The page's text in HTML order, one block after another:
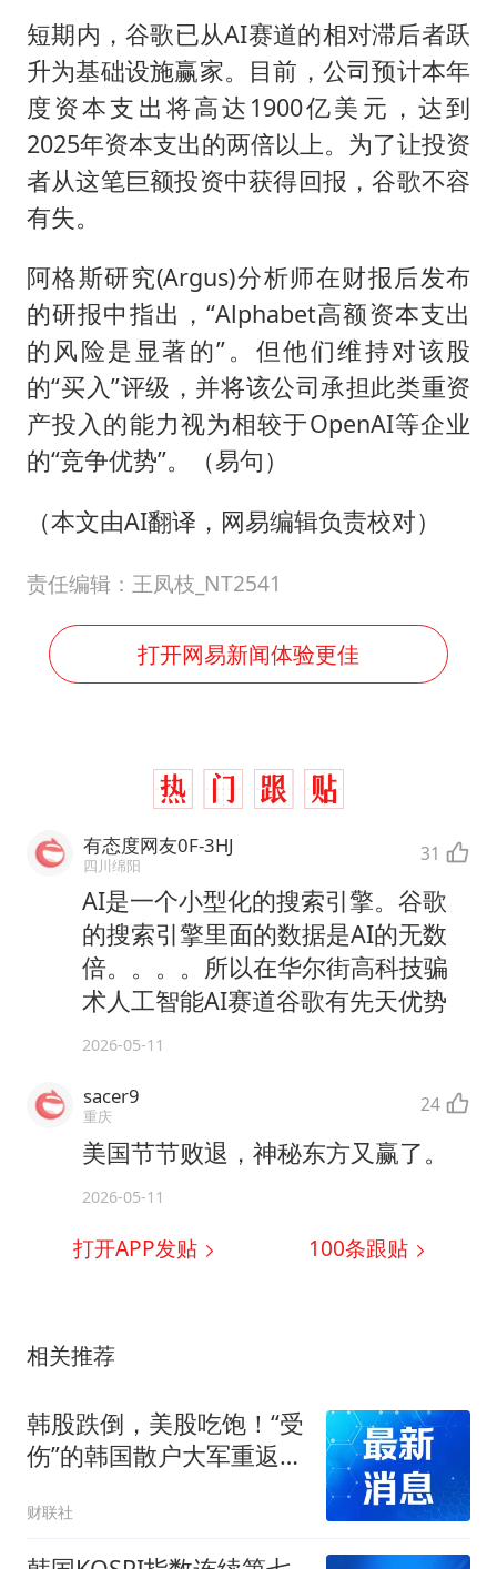
短期内，谷歌已从AI赛道的相对滞后者跃
升为基础设施赢家。目前，公司预计本年
度资本支出将高达1900亿美元，达到
2025年资本支出的两倍以上。为了让投资
者从这笔巨额投资中获得回报，谷歌不容
有失。
阿格斯研究(Argus)分析师在财报后发布
的研报中指出，“Alphabet高额资本支出
的风险是显著的”。但他们维持对该股
的“买入”评级，并将该公司承担此类重资
产投入的能力视为相较于OpenAI等企业
的“竞争优势”。（易句）
（本文由AI翻译，网易编辑负责校对）
责任编辑：王凤枝_NT2541
打开网易新闻体验更佳
有态度网友0F-3HJ
四川绵阳 31
AI是一个小型化的搜索引擎。谷歌
的搜索引擎里面的数据是AI的无数
倍。。。。所以在华尔街高科技骗
术人工智能AI赛道谷歌有先天优势
2026-05-11
sacer9
重庆 24
美国节节败退，神秘东方又赢了。
2026-05-11
打开APP发贴 100条跟贴
相关推荐
韩股跌倒，美股吃饱！“受
伤”的韩国散户大军重返华
财联社